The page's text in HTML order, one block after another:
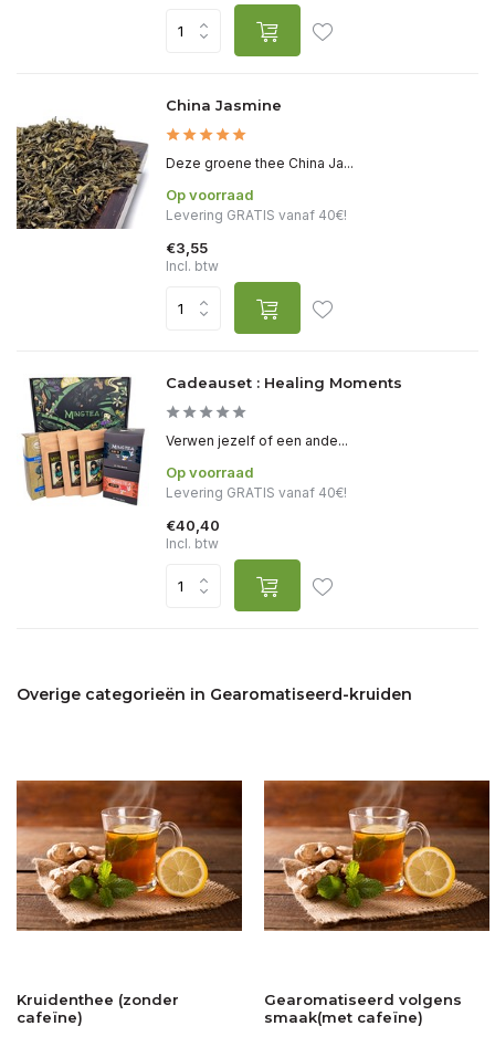
China Jasmine
Deze groene thee China Ja...
Op voorraad
Levering GRATIS vanaf 40€!
€3,55
Incl. btw
Cadeauset : Healing Moments
Verwen jezelf of een ande...
Op voorraad
Levering GRATIS vanaf 40€!
€40,40
Incl. btw
Overige categorieën in Gearomatiseerd-kruiden
Kruidenthee (zonder
cafeïne)
Gearomatiseerd volgens
smaak(met cafeïne)